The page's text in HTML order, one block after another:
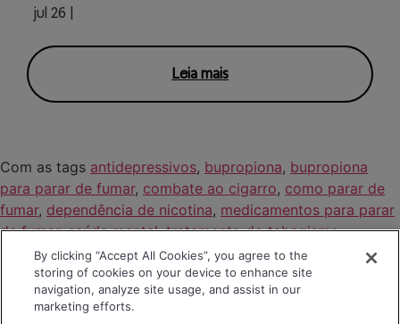
jul 26 |
Leia mais
Com as tags antidepressivos, bupropiona, bupropiona
para parar de fumar, combate ao cigarro, como parar de
fumar, dependência de nicotina, medicamentos para parar
de fumar,saúde mental,tratamento do tabagismo
By clicking “Accept All Cookies”, you agree to the
storing of cookies on your device to enhance site
navigation, analyze site usage, and assist in our
marketing efforts.